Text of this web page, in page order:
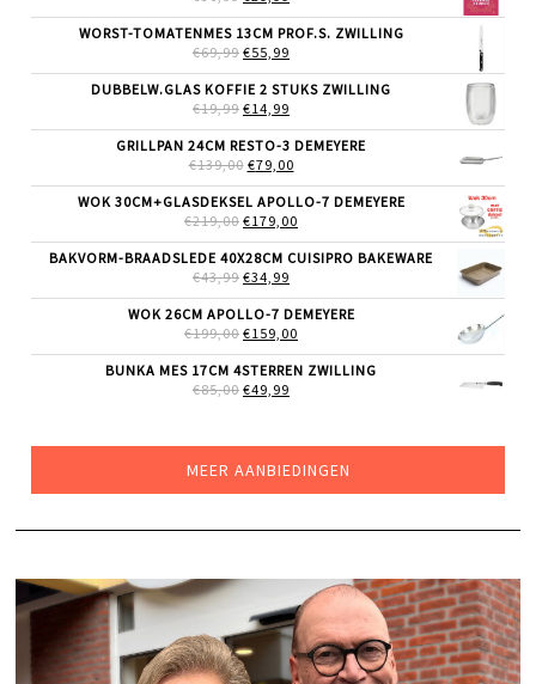
WAS:
€36,99.
IS:
WORST-TOMATENMES 13CM PROF.S. ZWILLING
€69,99 OORSPRONKELIJKE
WAS:
€69,99.
€55,99
IS:
DUBBELW.GLAS KOFFIE 2 STUKS ZWILLING
€19,99 OORSPRONKELIJKE
WAS:
€19,99.
€14,99
IS:
€14,99.
GRILLPAN 24CM RESTO-3 DEMEYERE
€139,00 OORSPRONKELIJKE
WAS:
€139,00.
€79,00HUIDIGE
IS:
€79,00.
WOK 30CM+GLASDEKSEL APOLLO-7 DEMEYERE
€219,00 OORSPRONKELIJKE
WAS:
€219,00.
€179,00
IS:
BAKVORM-BRAADSLEDE 40X28CM CUISIPRO BAKEWARE
€43,99 OORSPRONKELIJKE
WAS:
€43,99.
€34,99
IS:
€34,99.
WOK 26CM APOLLO-7 DEMEYERE
€199,00 OORSPRONKELIJKE
WAS:
€199,00.
€159,00
IS:
BUNKA MES 17CM 4STERREN ZWILLING
€85,00 OORSPRONKELIJKE
€49,99
MEER AANBIEDINGEN